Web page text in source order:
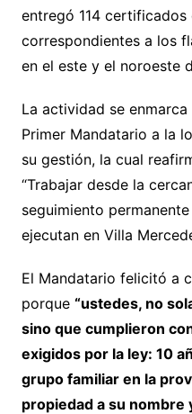
entregó 114
correspondientes a los
en el este y el noroeste
La actividad se
Primer Mandatario a la
su gestión, la cual
“Trabajar desde la
seguimiento
ejecutan en Villa
El Mandatario felicitó a
porque “ustedes, no
sino que cumplieron
exigidos por la ley: 10
grupo familiar en la
propiedad a su nombre